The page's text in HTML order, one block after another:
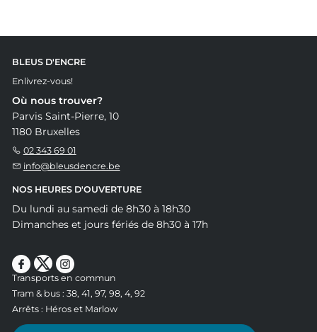
BLEUS D'ENCRE
Enlivrez-vous!
Où nous trouver?
Parvis Saint-Pierre, 10
1180 Bruxelles
02 343 69 01
info@bleusdencre.be
NOS HEURES D'OUVERTURE
Du lundi au samedi de 8h30 à 18h30
Dimanches et jours fériés de 8h30 à 17h
Transports en commun
Tram & bus : 38, 41, 97, 98, 4, 92
Arrêts : Héros et Marlow